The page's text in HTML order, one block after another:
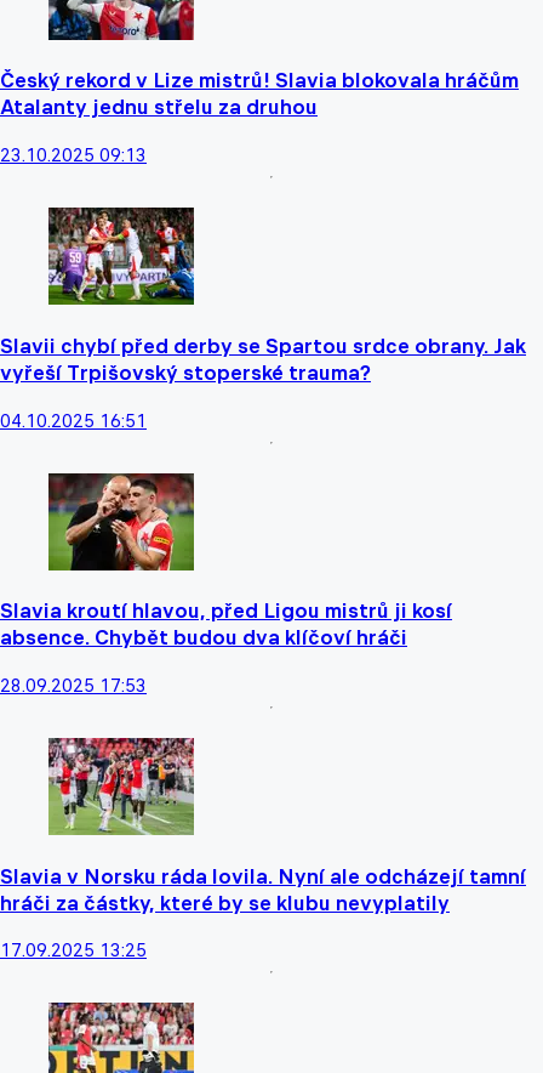
Český rekord v Lize mistrů! Slavia blokovala hráčům
Atalanty jednu střelu za druhou
23.10.2025 09:13
Slavii chybí před derby se Spartou srdce obrany. Jak
vyřeší Trpišovský stoperské trauma?
04.10.2025 16:51
Slavia kroutí hlavou, před Ligou mistrů ji kosí
absence. Chybět budou dva klíčoví hráči
28.09.2025 17:53
Slavia v Norsku ráda lovila. Nyní ale odcházejí tamní
hráči za částky, které by se klubu nevyplatily
17.09.2025 13:25